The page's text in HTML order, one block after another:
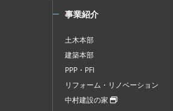
事業紹介
土木本部
建築本部
PPP・PFI
リフォーム・リノベーション
中村建設の家